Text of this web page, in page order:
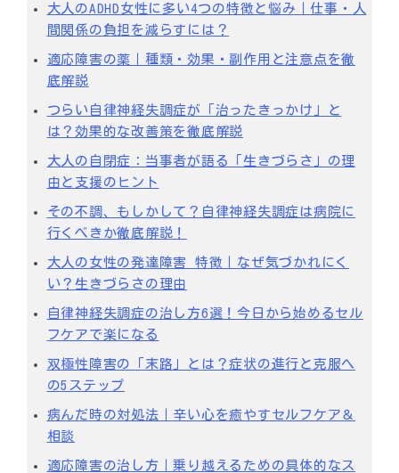
大人のADHD女性に多い4つの特徴と悩み｜仕事・人
間関係の負担を減らすには？
適応障害の薬｜種類・効果・副作用と注意点を徹
底解説
つらい自律神経失調症が「治ったきっかけ」と
は？効果的な改善策を徹底解説
大人の自閉症：当事者が語る「生きづらさ」の理
由と支援のヒント
その不調、もしかして？自律神経失調症は病院に
行くべきか徹底解説！
大人の女性の発達障害 特徴｜なぜ気づかれにく
い？生きづらさの理由
自律神経失調症の治し方6選！今日から始めるセル
フケアで楽になる
双極性障害の「末路」とは？症状の進行と克服へ
の5ステップ
病んだ時の対処法｜辛い心を癒やすセルフケア＆
相談
適応障害の治し方｜乗り越えるための具体的なス